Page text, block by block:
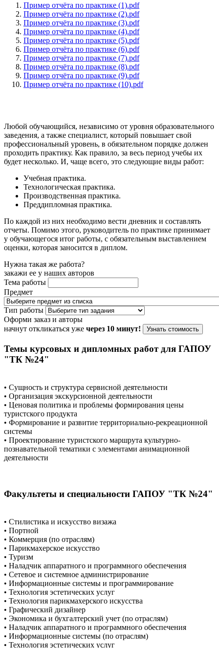
Пример отчёта по практике (1).pdf
Пример отчёта по практике (2).pdf
Пример отчёта по практике (3).pdf
Пример отчёта по практике (4).pdf
Пример отчёта по практике (5).pdf
Пример отчёта по практике (6).pdf
Пример отчёта по практике (7).pdf
Пример отчёта по практике (8).pdf
Пример отчёта по практике (9).pdf
Пример отчёта по практике (10).pdf
Любой обучающийся, независимо от уровня образовательного
заведения, а также специалист, который повышает свой
профессиональный уровень, в обязательном порядке должен
проходить практику. Как правило, за весь период учебы их
будет несколько. И, чаще всего, это следующие виды работ:
Учебная практика.
Технологическая практика.
Производственная практика.
Преддипломная практика.
По каждой из них необходимо вести дневник и составлять
отчеты. Помимо этого, руководитель по практике принимает
у обучающегося итог работы, с обязательным выставлением
оценки, которая заносится в диплом.
Нужна такая же работа?
закажи ее у наших авторов
Тема работы
Предмет
Тип работы
Оформи заказ и авторы
начнут откликаться уже через 10 минут! Узнать стоимость
Темы курсовых и дипломных работ для ГАПОУ
"ТК №24"
• Сущность и структура сервисной деятельности
• Организация экскурсионной деятельности
• Ценовая политика и проблемы формирования цены
туристского продукта
• Формирование и развитие территориально-рекреационной
системы
• Проектирование туристского маршрута культурно-
познавательной тематики с элементами анимационной
деятельности
Факультеты и специальности ГАПОУ "ТК №24"
• Стилистика и искусство визажа
• Портной
• Коммерция (по отраслям)
• Парикмахерское искусство
• Туризм
• Наладчик аппаратного и программного обеспечения
• Сетевое и системное администрирование
• Информационные системы и программирование
• Технология эстетических услуг
• Технология парикмахерского искусства
• Графический дизайнер
• Экономика и бухгалтерский учет (по отраслям)
• Наладчик аппаратного и программного обеспечения
• Информационные системы (по отраслям)
• Технология эстетических услуг